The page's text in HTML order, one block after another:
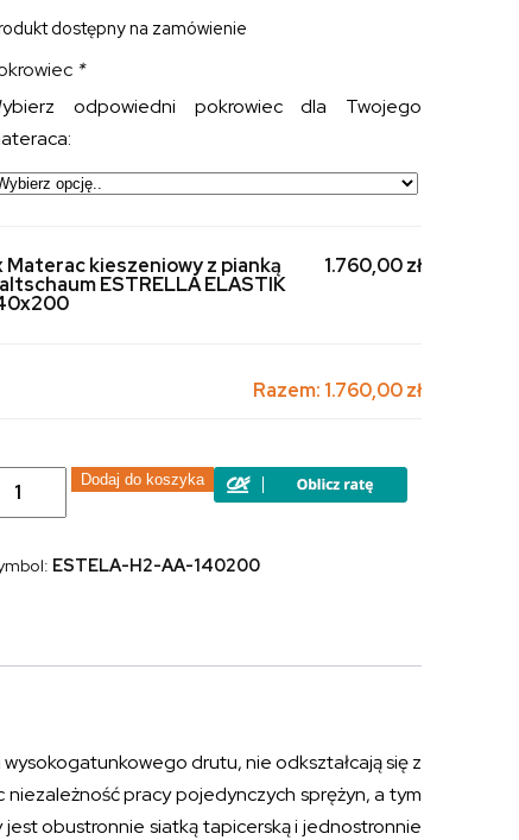
dostępny na zamówienie
*
odpowiedni pokrowiec dla Twojego
Materac kieszeniowy z pianką
ESTRELLA ELASTIK
1.760,00 zł
Razem: 1.760,00 zł
Dodaj do koszyka
ESTELA-H2-AA-140200
drutu, nie odkształcają się z
niezależność pracy pojedynczych sprężyn, a tym
jest obustronnie siatką tapicerską i jednostronnie